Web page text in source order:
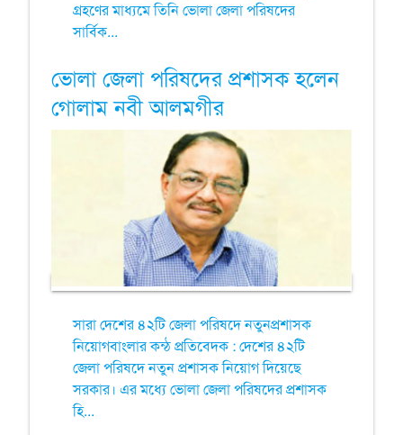
গ্রহণের মাধ্যমে তিনি ভোলা জেলা পরিষদের
সার্বিক...
ভোলা জেলা পরিষদের প্রশাসক হলেন
গোলাম নবী আলমগীর
সারা দেশের ৪২টি জেলা পরিষদে নতুনপ্রশাসক
নিয়োগবাংলার কন্ঠ প্রতিবেদক : দেশের ৪২টি
জেলা পরিষদে নতুন প্রশাসক নিয়োগ দিয়েছে
সরকার। এর মধ্যে ভোলা জেলা পরিষদের প্রশাসক
হি...